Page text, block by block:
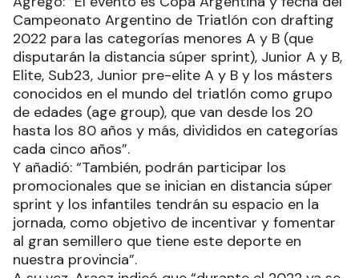
Campeonato Argentino de Triatlón con drafting
2022 para las categorías menores A y B (que
disputarán la distancia súper sprint), Junior A y B,
Elite, Sub23, Junior pre-elite A y B y los másters
conocidos en el mundo del triatlón como grupo
de edades (age group), que van desde los 20
hasta los 80 años y más, divididos en categorías
cada cinco años”.
Y añadió: “También, podrán participar los
promocionales que se inician en distancia súper
sprint y los infantiles tendrán su espacio en la
jornada, como objetivo de incentivar y fomentar
al gran semillero que tiene este deporte en
nuestra provincia”.